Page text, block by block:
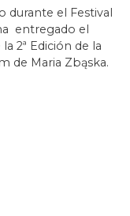
durante el Festival
entregado el
2ª Edición de la
de Maria Zbąska.